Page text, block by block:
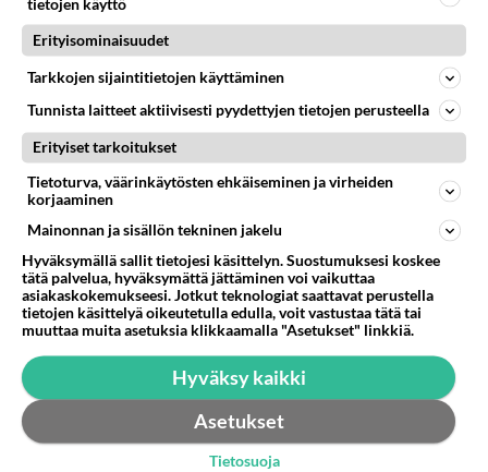
zombi modesta...
Äänestä Kommentoi
tietojen käyttö
Erityisominaisuudet
Tarkkojen sijaintitietojen käyttäminen
Tunnista laitteet aktiivisesti pyydettyjen tietojen perusteella
Erityiset tarkoitukset
Tietoturva, väärinkäytösten ehkäiseminen ja virheiden
korjaaminen
Mainonnan ja sisällön tekninen jakelu
Hyväksymällä sallit tietojesi käsittelyn. Suostumuksesi koskee
tätä palvelua, hyväksymättä jättäminen voi vaikuttaa
asiakaskokemukseesi. Jotkut teknologiat saattavat perustella
tietojen käsittelyä oikeutetulla edulla, voit vastustaa tätä tai
muuttaa muita asetuksia klikkaamalla "Asetukset" linkkiä.
Hyväksy kaikki
Asetukset
Tietosuoja